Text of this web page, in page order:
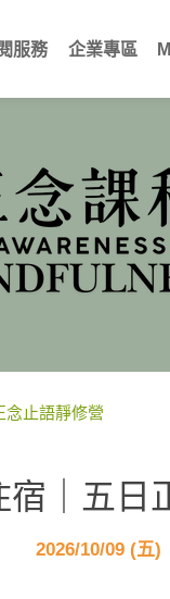
服務 企業專區
念止語靜修營
｜五日
2026/10/09 (五)